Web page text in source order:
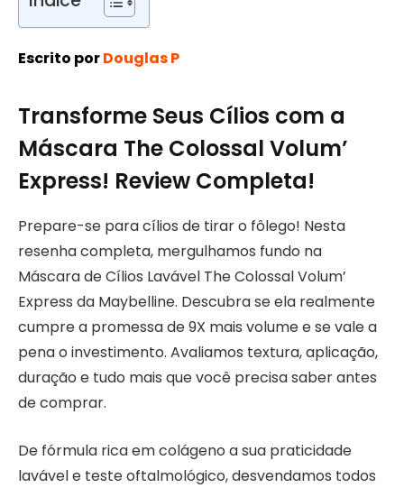
Escrito porDouglas P
Transforme Seus Cílios com a
Máscara The Colossal Volum’
Express! Review Completa!
Prepare-se para cílios de tirar o fôlego! Nesta
resenha completa, mergulhamos fundo na
Máscara de Cílios Lavável The Colossal Volum’
Express da Maybelline. Descubra se ela realmente
cumpre a promessa de 9X mais volume e se vale a
pena o investimento. Avaliamos textura, aplicação,
duração e tudo mais que você precisa saber antes
de comprar.
De fórmula rica em colágeno a sua praticidade
lavável e teste oftalmológico, desvendamos todos